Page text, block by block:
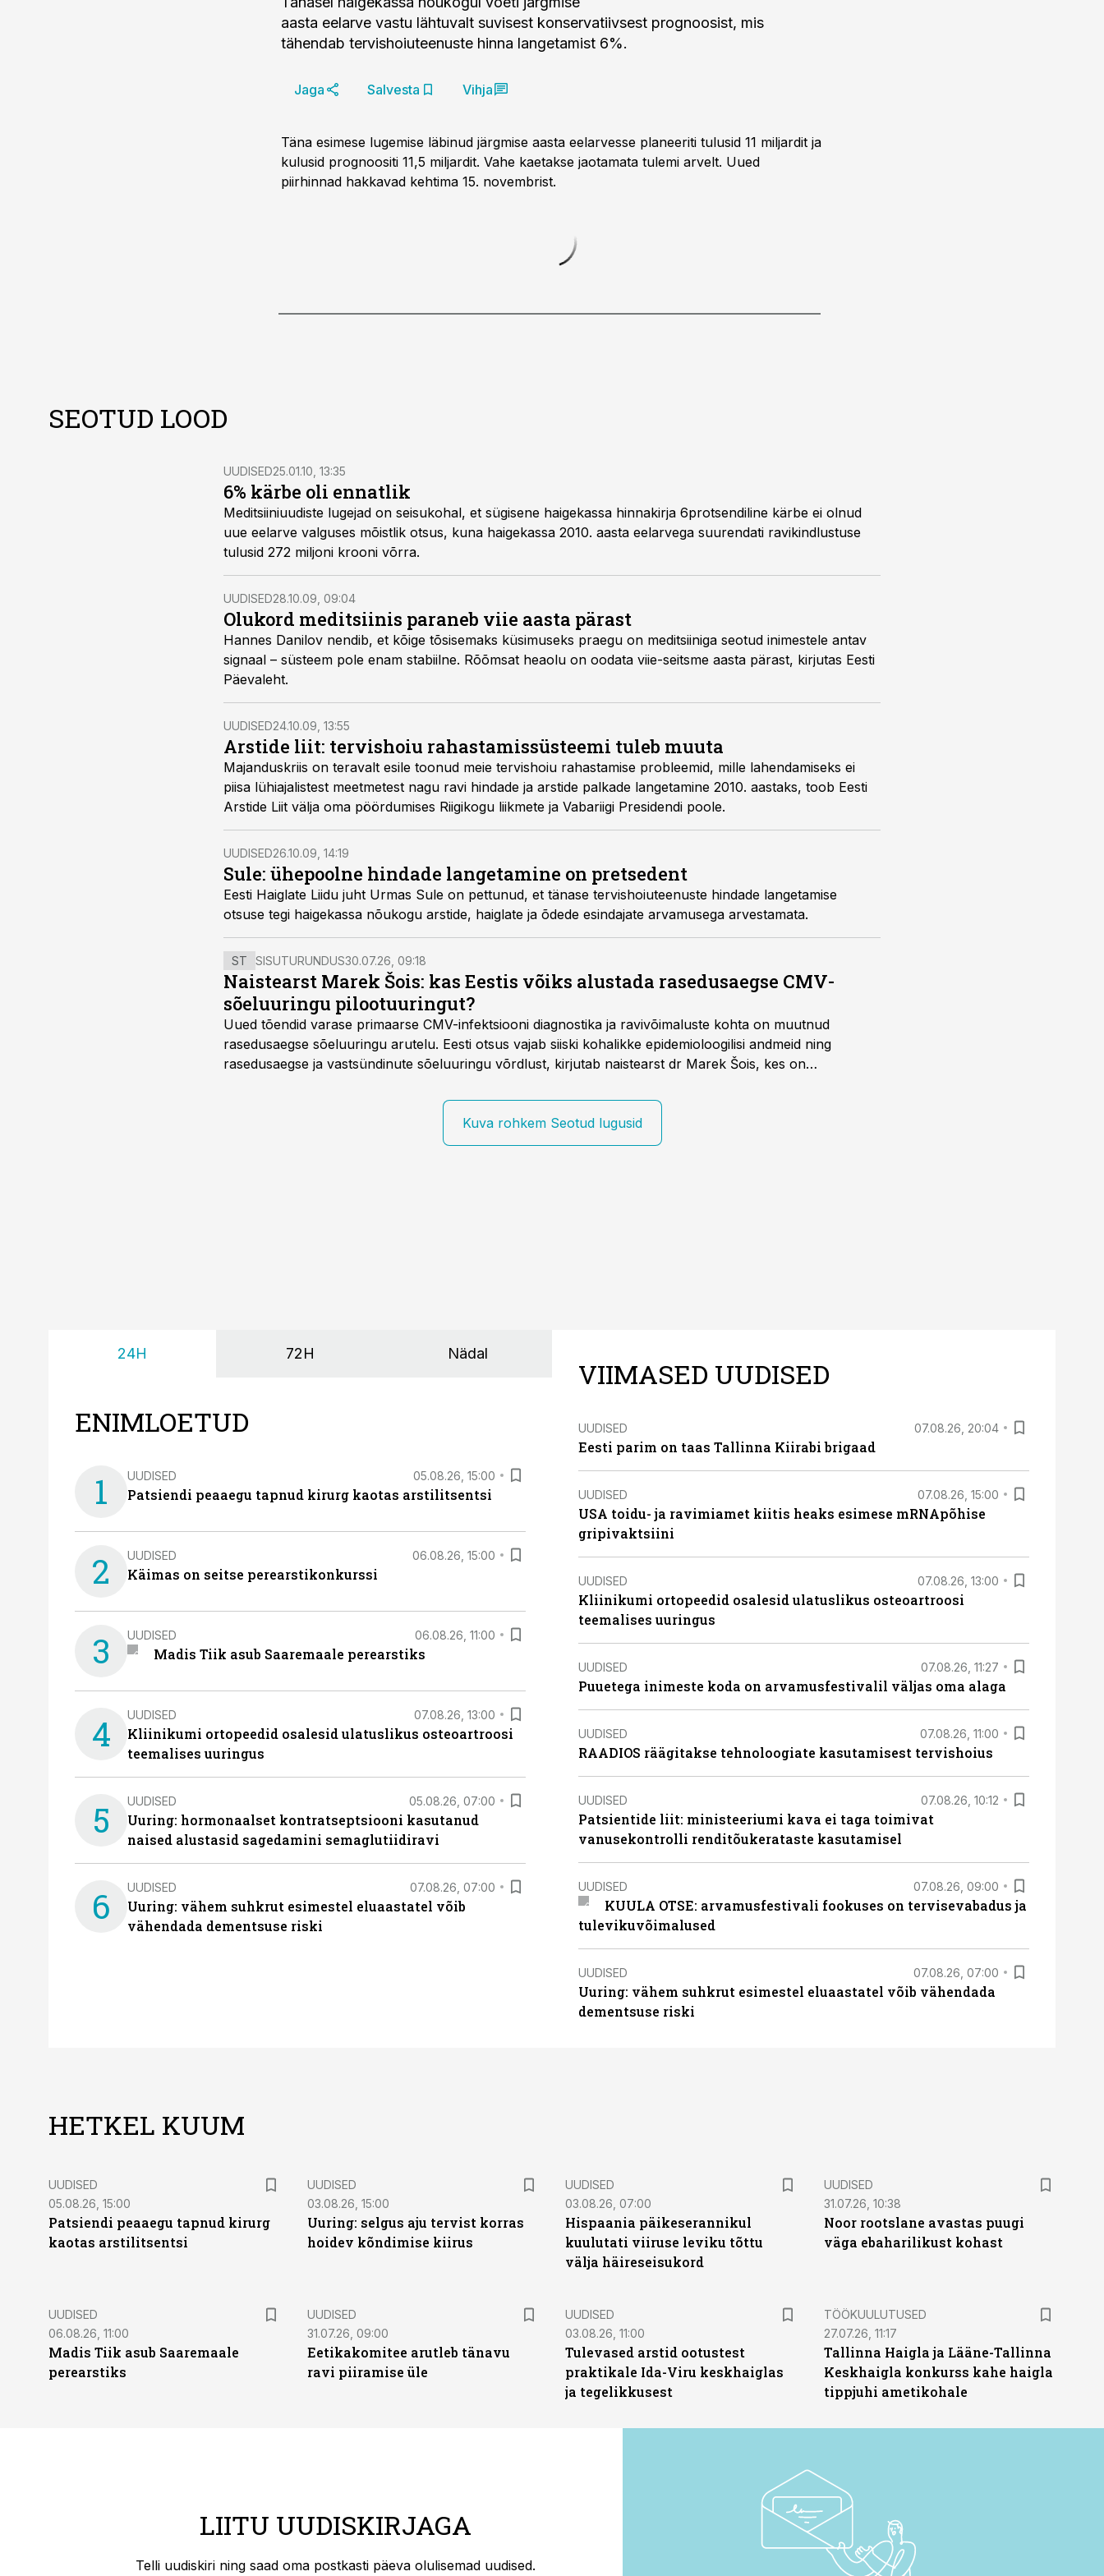
aasta eelarve vastu lähtuvalt suvisest konservatiivsest prognoosist, mis
tähendab tervishoiuteenuste hinna langetamist 6%.
Jaga Salvesta Vihja
Täna esimese lugemise läbinud järgmise aasta eelarvesse planeeriti tulusid 11 miljardit ja
kulusid prognoositi 11,5 miljardit. Vahe kaetakse jaotamata tulemi arvelt. Uued
piirhinnad hakkavad kehtima 15. novembrist.
SEOTUD LOOD
UUDISED25.01.10, 13:35
6% kärbe oli ennatlik
Meditsiiniuudiste lugejad on seisukohal, et sügisene haigekassa hinnakirja 6protsendiline kärbe ei olnud
uue eelarve valguses mõistlik otsus, kuna haigekassa 2010. aasta eelarvega suurendati ravikindlustuse
tulusid 272 miljoni krooni võrra.
UUDISED28.10.09, 09:04
Olukord meditsiinis paraneb viie aasta pärast
Hannes Danilov nendib, et kõige tõsisemaks küsimuseks praegu on meditsiiniga seotud inimestele antav
signaal – süsteem pole enam stabiilne. Rõõmsat heaolu on oodata viie-seitsme aasta pärast, kirjutas Eesti
Päevaleht.
UUDISED24.10.09, 13:55
Arstide liit: tervishoiu rahastamissüsteemi tuleb muuta
Majanduskriis on teravalt esile toonud meie tervishoiu rahastamise probleemid, mille lahendamiseks ei
piisa lühiajalistest meetmetest nagu ravi hindade ja arstide palkade langetamine 2010. aastaks, toob Eesti
Arstide Liit välja oma pöördumises Riigikogu liikmete ja Vabariigi Presidendi poole.
UUDISED26.10.09, 14:19
Sule: ühepoolne hindade langetamine on pretsedent
Eesti Haiglate Liidu juht Urmas Sule on pettunud, et tänase tervishoiuteenuste hindade langetamise
otsuse tegi haigekassa nõukogu arstide, haiglate ja õdede esindajate arvamusega arvestamata.
ST SISUTURUNDUS30.07.26, 09:18
Naistearst Marek Šois: kas Eestis võiks alustada rasedusaegse CMV-
sõeluuringu pilootuuringut?
Uued tõendid varase primaarse CMV-infektsiooni diagnostika ja ravivõimaluste kohta on muutnud
rasedusaegse sõeluuringu arutelu. Eesti otsus vajab siiski kohalikke epidemioloogilisi andmeid ning
rasedusaegse ja vastsündinute sõeluuringu võrdlust, kirjutab naistearst dr Marek Šois, kes on
Kuva rohkem Seotud lugusid
24H 72H Nädal
ENIMLOETUD
1 UUDISED 05.08.26, 15:00
Patsiendi peaaegu tapnud kirurg kaotas arstilitsentsi
2 UUDISED 06.08.26, 15:00
Käimas on seitse perearstikonkurssi
3 UUDISED 06.08.26, 11:00
Madis Tiik asub Saaremaale perearstiks
4 UUDISED 07.08.26, 13:00
Kliinikumi ortopeedid osalesid ulatuslikus osteoartroosi
teemalises uuringus
5 UUDISED 05.08.26, 07:00
Uuring: hormonaalset kontratseptsiooni kasutanud
naised alustasid sagedamini semaglutiidiravi
6 UUDISED 07.08.26, 07:00
Uuring: vähem suhkrut esimestel eluaastatel võib
vähendada dementsuse riski
VIIMASED UUDISED
UUDISED 07.08.26, 20:04
Eesti parim on taas Tallinna Kiirabi brigaad
UUDISED 07.08.26, 15:00
USA toidu- ja ravimiamet kiitis heaks esimese mRNApõhise
gripivaktsiini
UUDISED 07.08.26, 13:00
Kliinikumi ortopeedid osalesid ulatuslikus osteoartroosi
teemalises uuringus
UUDISED 07.08.26, 11:27
Puuetega inimeste koda on arvamusfestivalil väljas oma alaga
UUDISED 07.08.26, 11:00
RAADIOS räägitakse tehnoloogiate kasutamisest tervishoius
UUDISED 07.08.26, 10:12
Patsientide liit: ministeeriumi kava ei taga toimivat
vanusekontrolli renditõukerataste kasutamisel
UUDISED 07.08.26, 09:00
KUULA OTSE: arvamusfestivali fookuses on tervisevabadus ja
tulevikuvõimalused
UUDISED 07.08.26, 07:00
Uuring: vähem suhkrut esimestel eluaastatel võib vähendada
dementsuse riski
HETKEL KUUM
UUDISED
05.08.26, 15:00
Patsiendi peaaegu tapnud kirurg
kaotas arstilitsentsi
UUDISED
03.08.26, 15:00
Uuring: selgus aju tervist korras
hoidev kõndimise kiirus
UUDISED
03.08.26, 07:00
Hispaania päikeserannikul
kuulutati viiruse leviku tõttu
välja häireseisukord
UUDISED
31.07.26, 10:38
Noor rootslane avastas puugi
väga ebaharilikust kohast
UUDISED
06.08.26, 11:00
Madis Tiik asub Saaremaale
perearstiks
UUDISED
31.07.26, 09:00
Eetikakomitee arutleb tänavu
ravi piiramise üle
UUDISED
03.08.26, 11:00
Tulevased arstid ootustest
praktikale Ida-Viru keskhaiglas
ja tegelikkusest
ST
TÖÖKUULUTUSED
27.07.26, 11:17
Tallinna Haigla ja Lääne-Tallinna
Keskhaigla konkurss kahe haigla
tippjuhi ametikohale
LIITU UUDISKIRJAGA
Telli uudiskiri ning saad oma postkasti päeva olulisemad uudised.